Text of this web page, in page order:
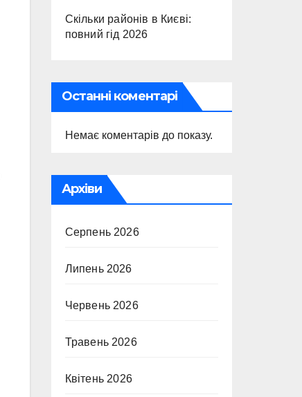
Скільки районів в Києві:
повний гід 2026
Останні коментарі
Немає коментарів до показу.
Архіви
Серпень 2026
Липень 2026
Червень 2026
Травень 2026
Квітень 2026